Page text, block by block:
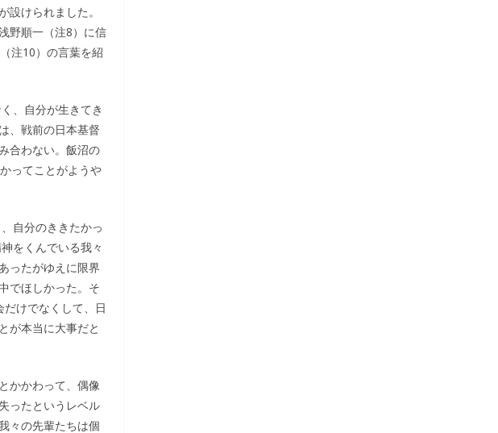
けられました。
野順一（注8）に信
注10）の言葉を紹
、自分が生きてき
、戦前の日本基督
合わない。飯沼の
ってことがようや
自分のききたかっ
をくんでいる我々
ったがゆえに限界
でほしかった。そ
けでなくして、日
が本当に大事だと
かかわって、偶像
ったというレベル
々の先輩たちは個